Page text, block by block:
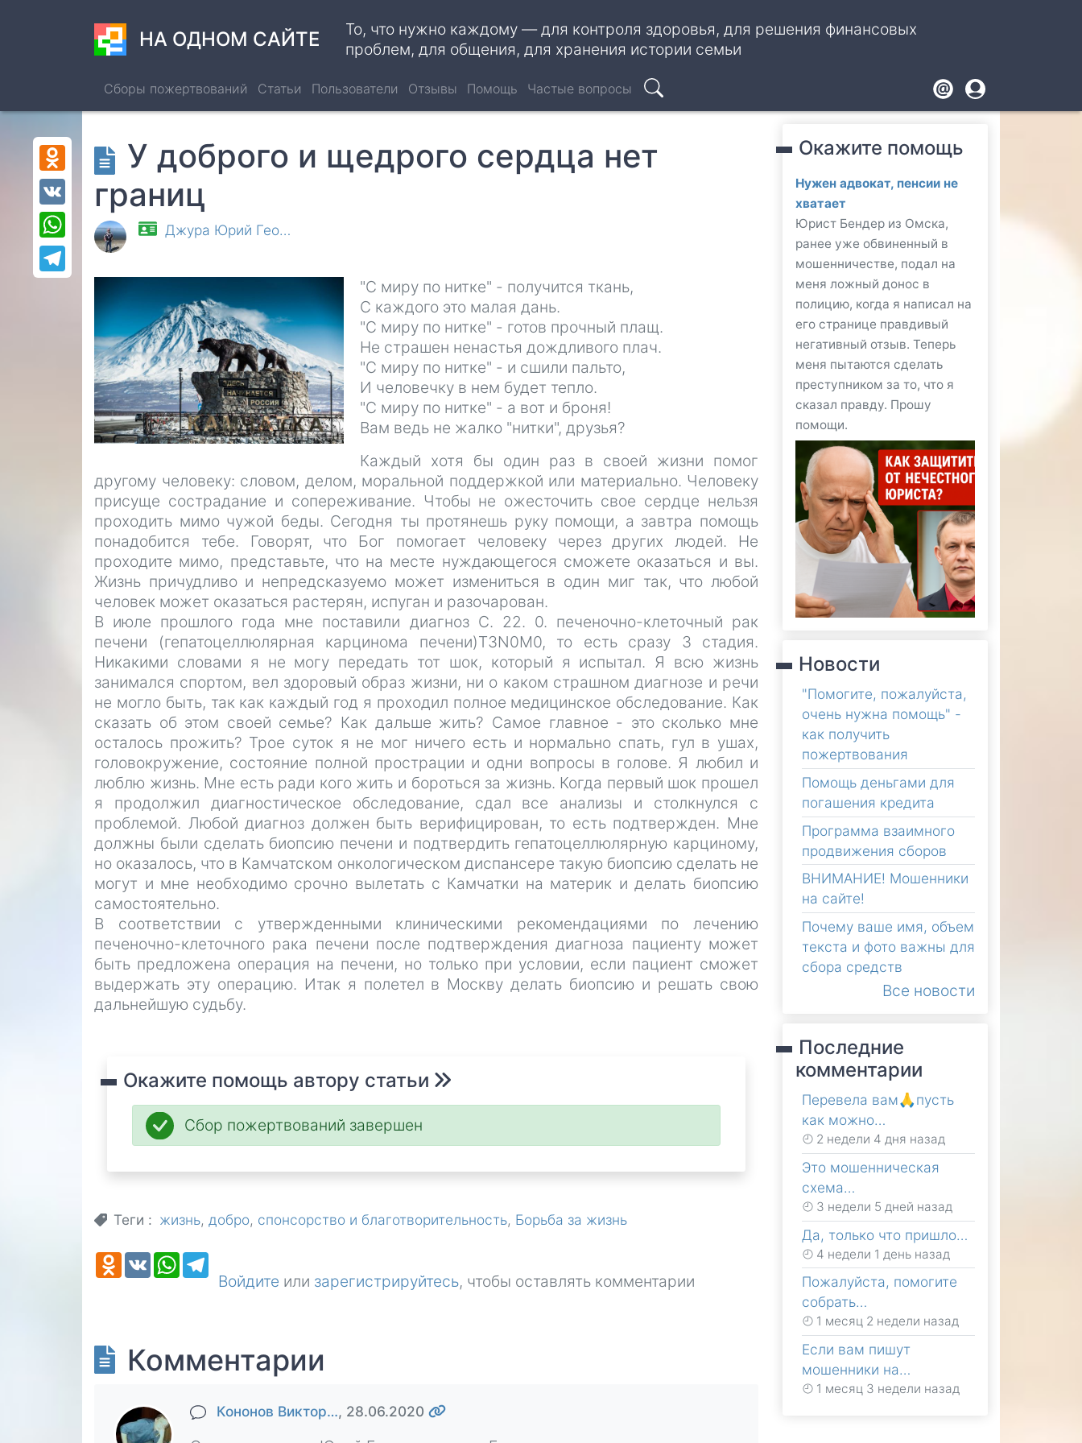
НА ОДНОМ САЙТЕ
То, что нужно каждому — для контроля здоровья, для решения финансовых
проблем, для общения, для хранения истории семьи
Сборы пожертвований Статьи Пользователи Отзывы Помощь Частые вопросы
Поиск Footer
User
account
menu
У доброго и щедрого сердца нет
границ
Джура Юрий Гео…
"С миру по нитке" - получится ткань,
С каждого это малая дань.
"С миру по нитке" - готов прочный плащ.
Не страшен ненастья дождливого плач.
"С миру по нитке" - и сшили пальто,
И человечку в нем будет тепло.
"С миру по нитке" - а вот и броня!
Вам ведь не жалко "нитки", друзья?
Каждый хотя бы один раз в своей жизни помог
другому человеку: словом, делом, моральной поддержкой или материально. Человеку
присуще сострадание и сопереживание. Чтобы не ожесточить свое сердце нельзя
проходить мимо чужой беды. Сегодня ты протянешь руку помощи, а завтра помощь
понадобится тебе. Говорят, что Бог помогает человеку через других людей. Не
проходите мимо, представьте, что на месте нуждающегося сможете оказаться и вы.
Жизнь причудливо и непредсказуемо может измениться в один миг так, что любой
человек может оказаться растерян, испуган и разочарован.
В июле прошлого года мне поставили диагноз С. 22. 0. печеночно-клеточный рак
печени (гепатоцеллюлярная карцинома печени)T3N0M0, то есть сразу 3 стадия.
Никакими словами я не могу передать тот шок, который я испытал. Я всю жизнь
занимался спортом, вел здоровый образ жизни, ни о каком страшном диагнозе и речи
не могло быть, так как каждый год я проходил полное медицинское обследование. Как
сказать об этом своей семье? Как дальше жить? Самое главное - это сколько мне
осталось прожить? Трое суток я не мог ничего есть и нормально спать, гул в ушах,
головокружение, состояние полной прострации и одни вопросы в голове. Я любил и
люблю жизнь. Мне есть ради кого жить и бороться за жизнь. Когда первый шок прошел
я продолжил диагностическое обследование, сдал все анализы и столкнулся с
проблемой. Любой диагноз должен быть верифицирован, то есть подтвержден. Мне
должны были сделать биопсию печени и подтвердить гепатоцеллюлярную карциному,
но оказалось, что в Камчатском онкологическом диспансере такую биопсию сделать не
могут и мне необходимо срочно вылетать с Камчатки на материк и делать биопсию
самостоятельно.
В соответствии с утвержденными клиническими рекомендациями по лечению
печеночно-клеточного рака печени после подтверждения диагноза пациенту может
быть предложена операция на печени, но только при условии, если пациент сможет
выдержать эту операцию. Итак я полетел в Москву делать биопсию и решать свою
дальнейшую судьбу.
Окажите помощь автору статьи
Сбор пожертвований завершен
Теги жизнь добро спонсорство и благотворительность Борьба за жизнь
Odnoklassniki
WhatsApp
Telegram
Odnoklassniki
VK WhatsApp
Войдите или зарегистрируйтесь, чтобы оставлять комментарии
Комментарии
Кононов Виктор…, 28.06.2020
Окажите помощь
Нужен адвокат, пенсии не
хватает
Юрист Бендер из Омска,
ранее уже обвиненный в
мошенничестве, подал на
меня ложный донос в
полицию, когда я написал на
его странице правдивый
негативный отзыв. Теперь
меня пытаются сделать
преступником за то, что я
сказал правду. Прошу
помощи.
Новости
"Помогите, пожалуйста,
очень нужна помощь" -
как получить
пожертвования
Помощь деньгами для
погашения кредита
Программа взаимного
продвижения сборов
ВНИМАНИЕ! Мошенники
на сайте!
Почему ваше имя, объем
текста и фото важны для
сбора средств
Все новости
Последние
комментарии
Перевела вам🙏пусть
как можно…
2 недели 4 дня назад
Это мошенническая
схема…
3 недели 5 дней назад
Да, только что пришло…
4 недели 1 день назад
Пожалуйста, помогите
собрать…
1 месяц 2 недели назад
Если вам пишут
мошенники на…
1 месяц 3 недели назад